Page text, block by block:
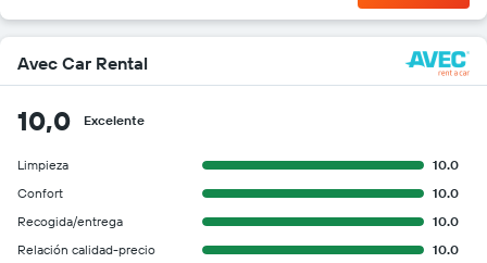
Avec Car Rental
10,0 Excelente
Limpieza
10.0
Confort
10.0
Recogida/entrega
10.0
Relación calidad-precio
10.0